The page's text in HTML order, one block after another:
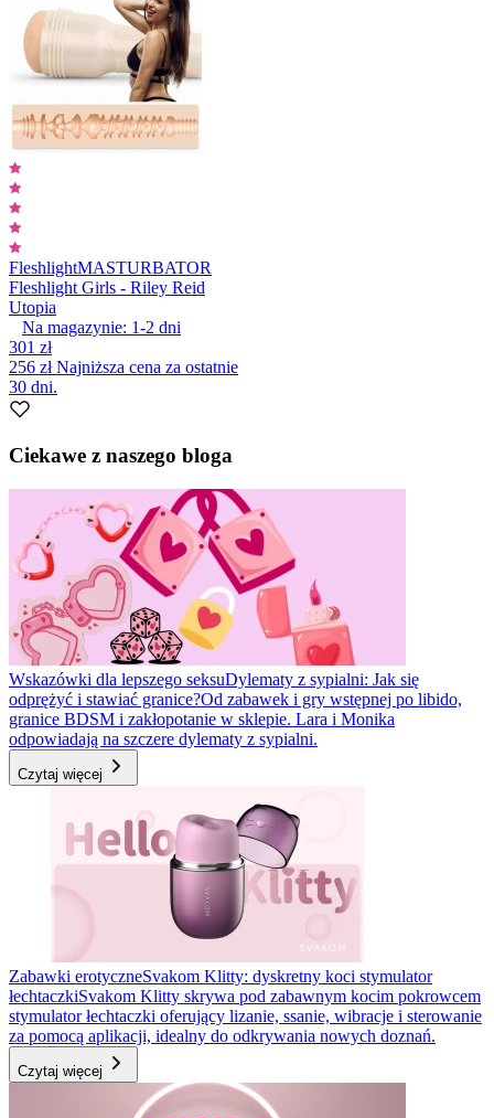
FleshlightMASTURBATOR
Fleshlight Girls - Riley Reid
Utopia
Na magazynie: 1-2 dni
301 zł
256 złNajniższa cena za ostatnie
30 dni.
Ciekawe z naszego bloga
Wskazówki dla lepszego seksuDylematy z sypialni: Jak się
odprężyć i stawiać granice?Od zabawek i gry wstępnej po libido,
granice BDSM i zakłopotanie w sklepie. Lara i Monika
odpowiadają na szczere dylematy z sypialni.
Czytaj więcej
Zabawki erotyczneSvakom Klitty: dyskretny koci stymulator
łechtaczkiSvakom Klitty skrywa pod zabawnym kocim pokrowcem
stymulator łechtaczki oferujący lizanie, ssanie, wibracje i sterowanie
za pomocą aplikacji, idealny do odkrywania nowych doznań.
Czytaj więcej